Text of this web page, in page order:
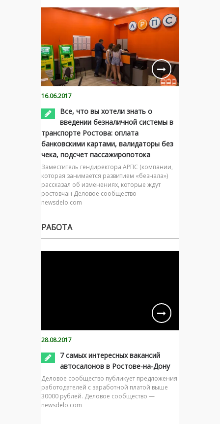
16.06.2017
Все, что вы хотели знать о
введении безналичной системы в
транспорте Ростова: оплата
банковскими картами, валидаторы без
чека, подсчет пассажиропотока
Заместитель гендиректора АРПС (компании,
которая занимается развитием «безнала»)
рассказал об изменениях, которые ждут
ростовчан Деловое сообщество —
newsdelo.com
РАБОТА
28.08.2017
7 самых интересных вакансий
автосалонов в Ростове-на-Дону
Деловое сообщество публикует предложения
работодателей с заработной платой выше
30000 рублей. Деловое сообщество —
newsdelo.com